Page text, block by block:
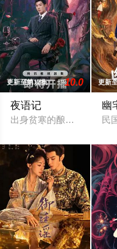
更新至第12集 10.0
夜语记
出身贫寒的酿酒师叶小唯
更新
幽
民